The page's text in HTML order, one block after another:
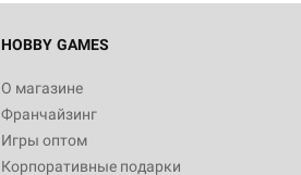
HOBBY GAMES
О магазине
Франчайзинг
Игры оптом
Корпоративные подарки
Белая смерть
12 990
Настольная игра Hobby World Ужас